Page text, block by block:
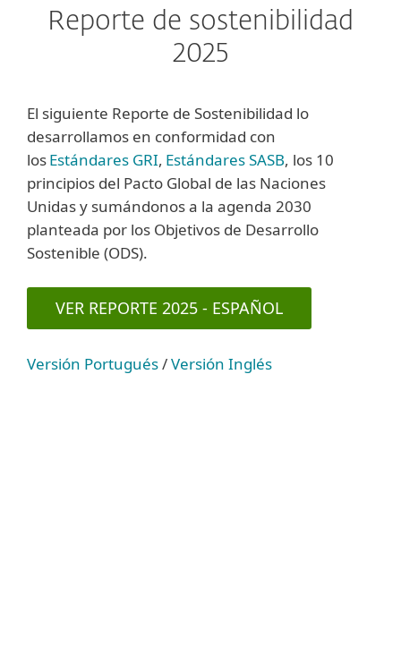
Reporte de sostenibilidad
2025
El siguiente Reporte de Sostenibilidad lo
desarrollamos en conformidad con
losEstándares GRI, Estándares SASB, los 10
principios del Pacto Global de las Naciones
Unidas y sumándonos a la agenda 2030
planteada por los Objetivos de Desarrollo
Sostenible (ODS).
VER REPORTE 2025 - ESPAÑOL
Versión Portugués/Versión Inglés